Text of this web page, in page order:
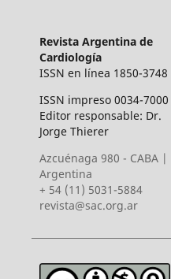
Revista Argentina de
Cardiología
ISSN en línea 1850-3748
ISSN impreso 0034-7000
Editor responsable: Dr.
Jorge Thierer
Azcuénaga 980 - CABA |
Argentina
+ 54 (11) 5031-5884
revista@sac.org.ar